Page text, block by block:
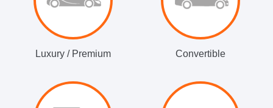
Luxury / Premium Convertible